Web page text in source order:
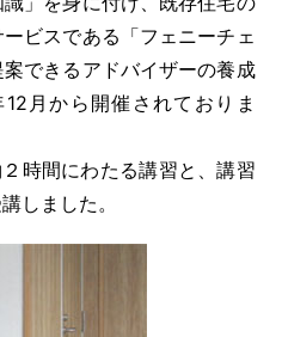
ビスである「フェニーチェ
できるアドバイザーの養成
月から開催されておりま
時間にわたる講習と、講習
しました。